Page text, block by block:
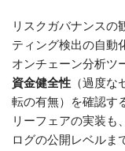
リスクガバナンスの
ティング検出の自動
オンチェーン分析ツ
資金健全性 （過度
転の有無）を確認す
リーフェアの実装も
ログの公開レベルま